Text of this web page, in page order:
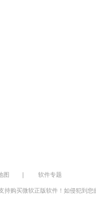
图 | 软件专题
购买微软正版软件！如侵犯到您